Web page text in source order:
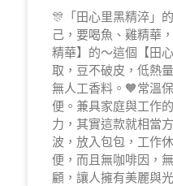
🎊「田心里黑精淬」
己，要喝魚、雞精華
精華】的～這個【田
取，豆不破皮，低熱
無人工香料。🧡常溫
便。兼具家庭與工作
力，其實這款就相當
波，放入包包，工作
便，而且無咖啡因，
顧，讓人擁有美麗與光